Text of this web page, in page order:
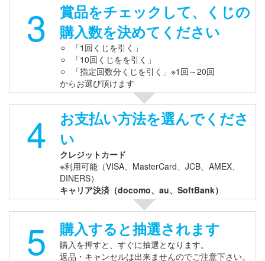
3
賞品をチェックして、くじの
購入数を決めてください
「1回くじを引く」
「10回くじをを引く」
「指定回数分くじを引く」※1回～20回
からお選び頂けます
4
お支払い方法を選んでくださ
い
クレジットカード
※利用可能（VISA、MasterCard、JCB、AMEX、
DINERS）
キャリア決済（docomo、au、SoftBank）
5 購入すると抽選されます
購入を押すと、すぐに抽選となります。
返品・キャンセルは出来ませんのでご注意下さい。